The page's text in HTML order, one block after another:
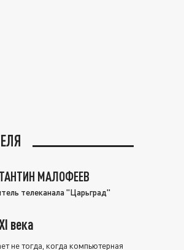
МАЛОФЕЕВ
телеканала "Царьград"
века
не тогда, когда компьютерная